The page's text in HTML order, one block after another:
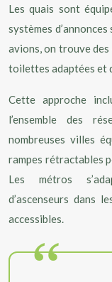
Les quais sont
systèmes
avions, on trouve
toilettes adaptées et
Cette approche
l’ensemble des
nombreuses villes
rampes rétractables
Les métros
d’ascenseurs dans
accessibles.